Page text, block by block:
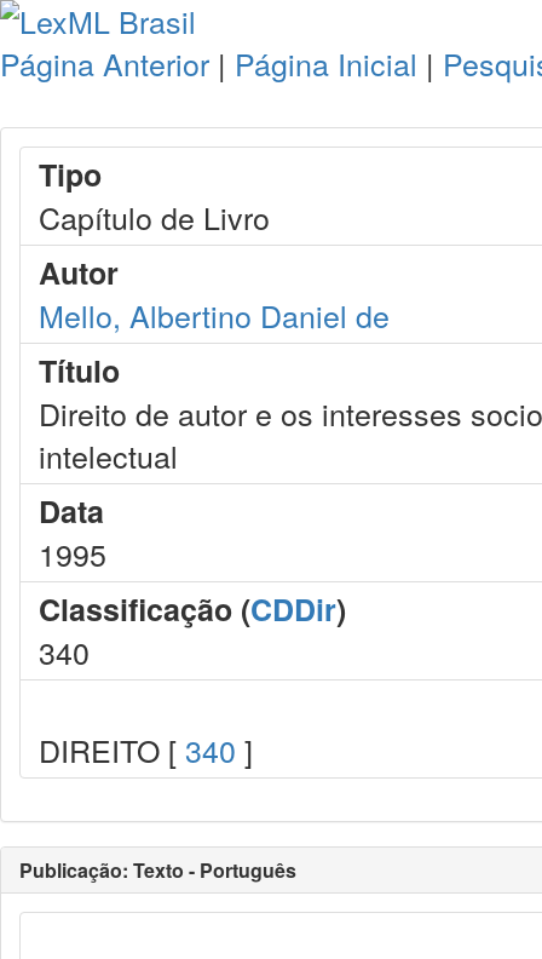
Página Anterior | Página Inicial |
Tipo
Capítulo de Livro
Autor
Mello, Albertino Daniel de
Título
Direito de autor e os interesses
intelectual
Data
1995
Classificação (CDDir)
340
DIREITO [ 340 ]
Publicação: Texto - Português